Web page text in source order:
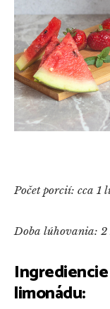
Počet porcií: cca 1
Doba lúhovania: 2
limonádu: